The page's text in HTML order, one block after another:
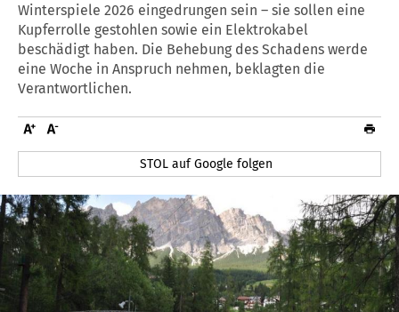
Winterspiele 2026 eingedrungen sein – sie sollen eine
Kupferrolle gestohlen sowie ein Elektrokabel
beschädigt haben. Die Behebung des Schadens werde
eine Woche in Anspruch nehmen, beklagten die
Verantwortlichen.
STOL auf Google folgen